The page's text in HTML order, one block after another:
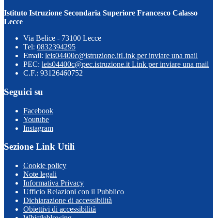
Istituto Istruzione Secondaria Superiore Francesco Calasso
Lecce
Via Belice - 73100 Lecce
Tel: 0832394295
Email: leis04400c@istruzione.itLink per inviare una mail
PEC: leis04400c@pec.istruzione.it Link per inviare una mail
C.F.: 93126460752
Seguici su
Facebook
Youtube
Instagram
Sezione Link Utili
Cookie policy
Note legali
Informativa Privacy
Ufficio Relazioni con il Pubblico
Dichiarazione di accessibilità
Obiettivi di accessibilità